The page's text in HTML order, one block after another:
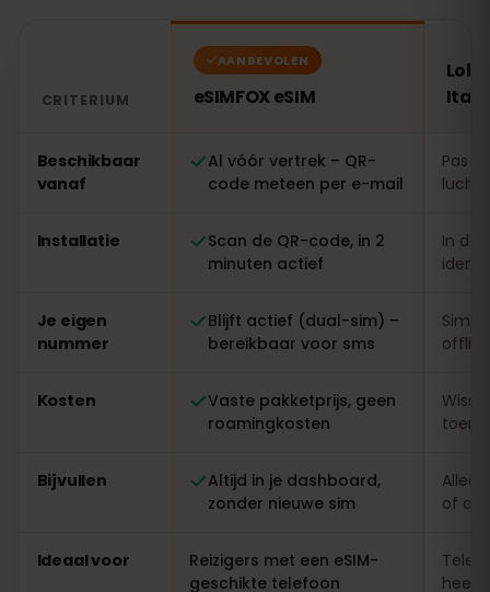
CRITERIUM
AANBEVOLEN
eSIMFOX eSIM
Beschikbaar
vanaf
Al vóór vertrek – QR-
code meteen per e-mail
Pas
Installatie
Scan de QR-code, in 2
minuten actief
In de
Je eigen
nummer
Blijft actief (dual-sim) –
bereikbaar voor sms
offline
Kosten
Vaste pakketprijs, geen
roamingkosten
Bijvullen
Altijd in je dashboard,
zonder nieuwe sim
of
Ideaal voor
Reizigers met een eSIM-
geschikte telefoon
heel